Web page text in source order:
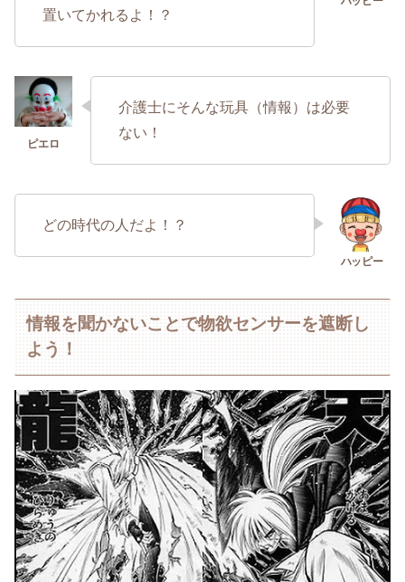
置いてかれるよ！？
介護士にそんな玩具（情報）は必要
ない！
どの時代の人だよ！？
情報を聞かないことで物欲センサーを遮断し
よう！